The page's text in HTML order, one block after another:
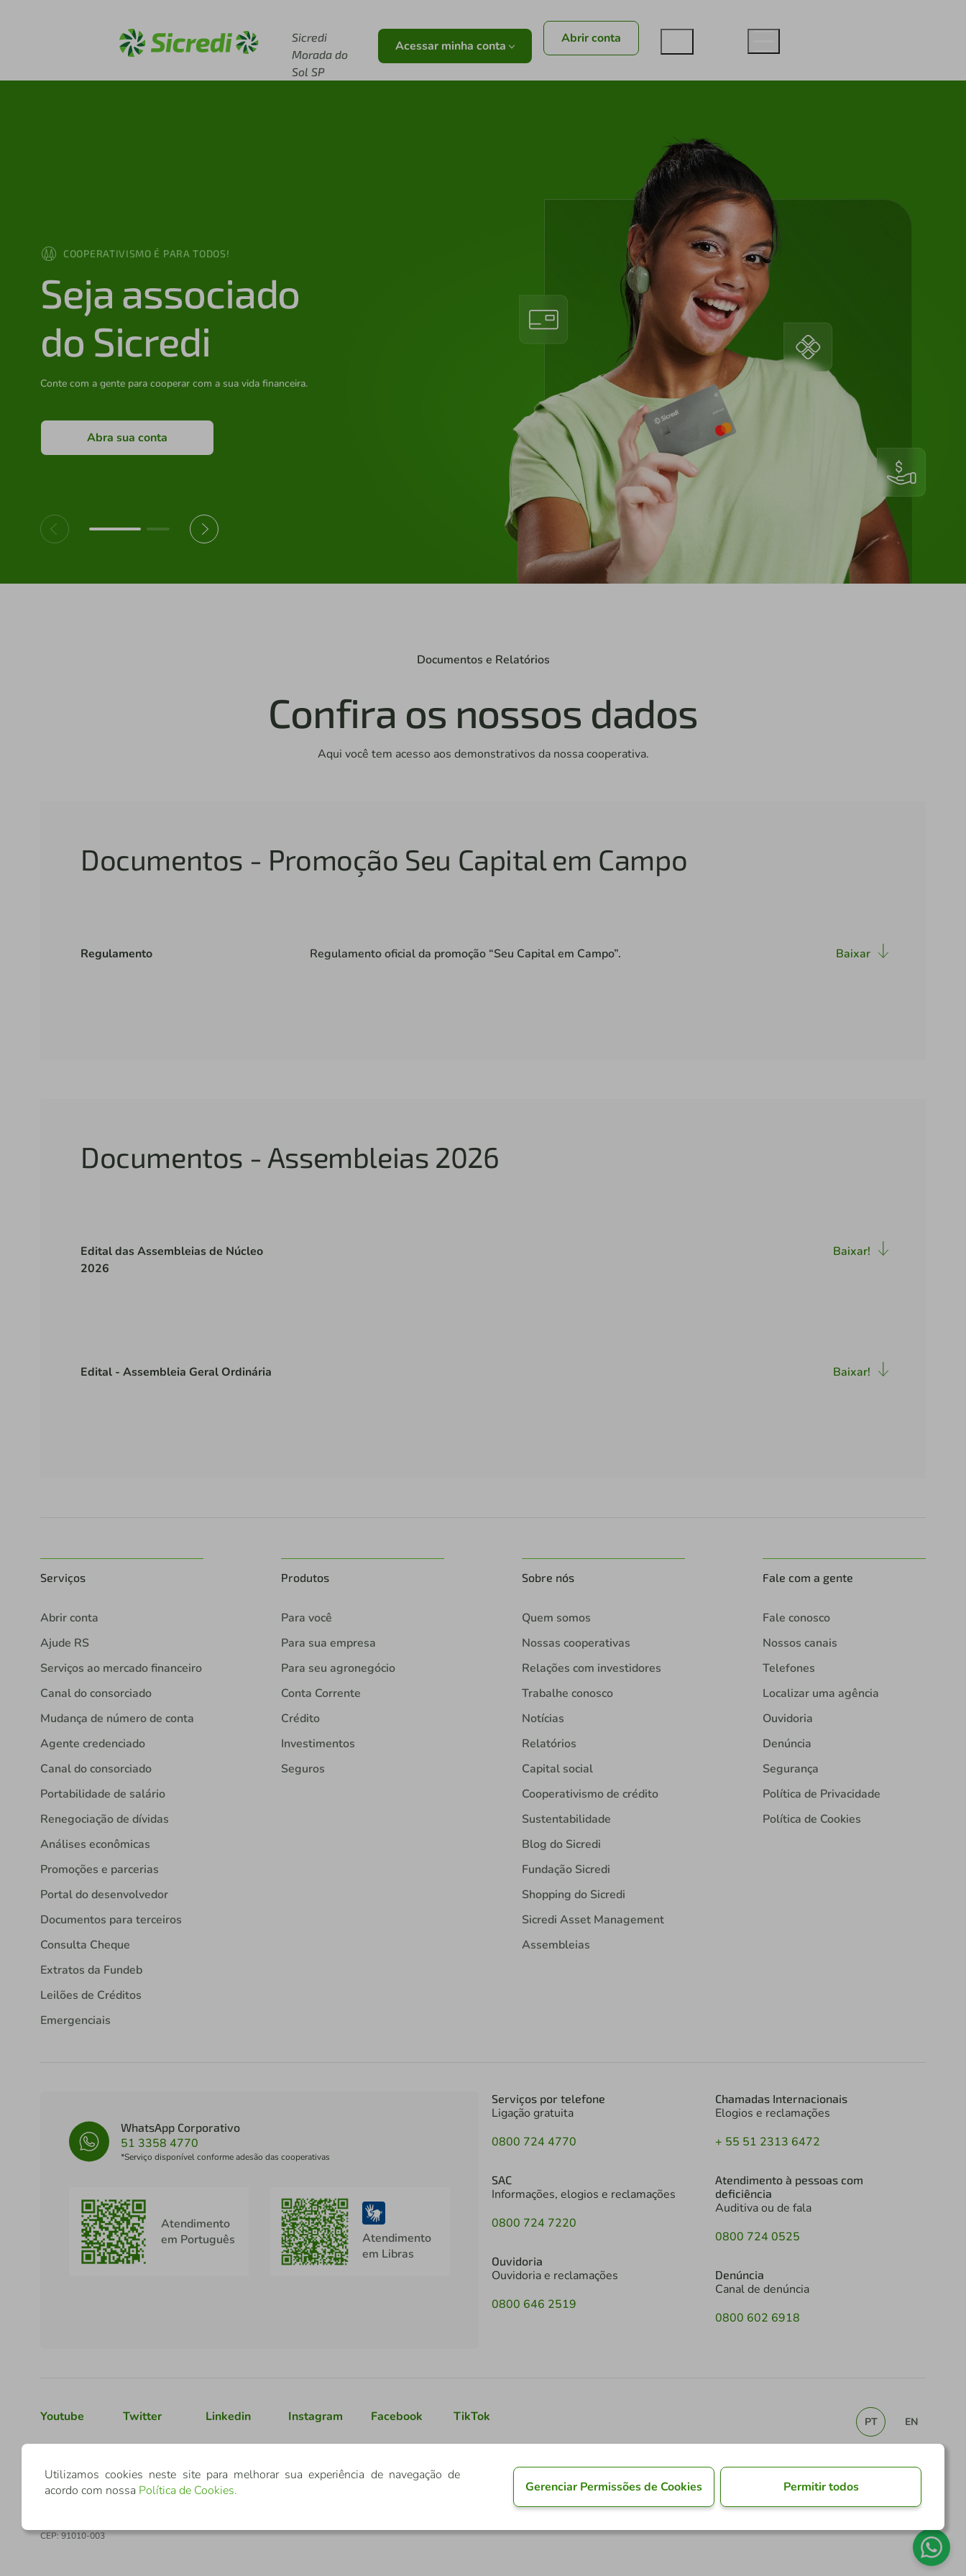
Sicredi
Morada do
Sol SP
Acessar minha conta Abrir conta
COOPERATIVISMO É PARA TODOS!
Seja associado
do Sicredi
Conte com a gente para cooperar com a sua vida financeira.
Abra sua conta
Documentos e Relatórios
Confira os nossos dados
Aqui você tem acesso aos demonstrativos da nossa cooperativa.
Documentos - Promoção Seu Capital em Campo
Regulamento Regulamento oficial da promoção “Seu Capital em Campo”. Baixar
Documentos - Assembleias 2026
Edital das Assembleias de Núcleo
2026
Baixar!
Edital - Assembleia Geral Ordinária Baixar!
Serviços
Abrir conta
Ajude RS
Serviços ao mercado financeiro
Canal do consorciado
Mudança de número de conta
Agente credenciado
Canal do consorciado
Portabilidade de salário
Renegociação de dívidas
Análises econômicas
Promoções e parcerias
Portal do desenvolvedor
Documentos para terceiros
Consulta Cheque
Extratos da Fundeb
Leilões de Créditos
Emergenciais
Produtos
Para você
Para sua empresa
Para seu agronegócio
Conta Corrente
Crédito
Investimentos
Seguros
Sobre nós
Quem somos
Nossas cooperativas
Relações com investidores
Trabalhe conosco
Notícias
Relatórios
Capital social
Cooperativismo de crédito
Sustentabilidade
Blog do Sicredi
Fundação Sicredi
Shopping do Sicredi
Sicredi Asset Management
Assembleias
Fale com a gente
Fale conosco
Nossos canais
Telefones
Localizar uma agência
Ouvidoria
Denúncia
Segurança
Política de Privacidade
Política de Cookies
WhatsApp Corporativo
51 3358 4770
*Serviço disponível conforme adesão das cooperativas
Atendimento
em Português
Atendimento
em Libras
Serviços por telefone
Ligação gratuita
0800 724 4770
SAC
Informações, elogios e reclamações
0800 724 7220
Ouvidoria
Ouvidoria e reclamações
0800 646 2519
Chamadas Internacionais
Elogios e reclamações
+ 55 51 2313 6472
Atendimento à pessoas com
deficiência
Auditiva ou de fala
0800 724 0525
Denúncia
Canal de denúncia
0800 602 6918
Youtube Twitter Linkedin Instagram Facebook TikTok
CNPJ: 03.795.072/0001-60
CEP: 91010-003
PT EN
Utilizamos cookies neste site para melhorar sua experiência de navegação de
acordo com nossa Política de Cookies. Gerenciar Permissões de Cookies Permitir todos